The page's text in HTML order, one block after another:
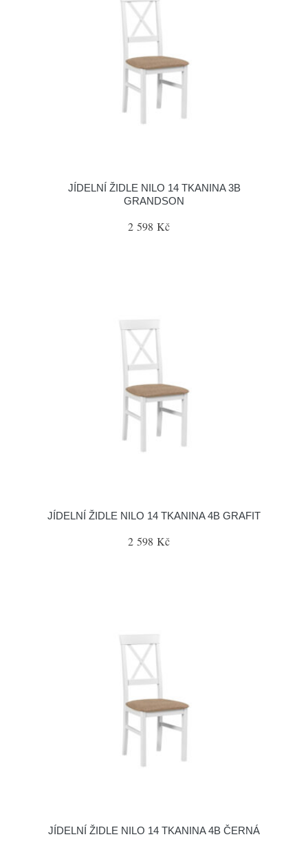
JÍDELNÍ ŽIDLE NILO 14 TKANINA 3B
GRANDSON
2 598 Kč
JÍDELNÍ ŽIDLE NILO 14 TKANINA 4B GRAFIT
2 598 Kč
JÍDELNÍ ŽIDLE NILO 14 TKANINA 4B ČERNÁ